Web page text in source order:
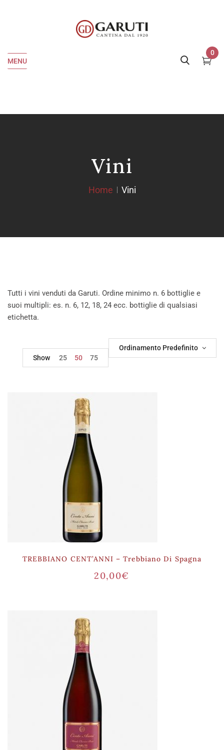
MENU
0
Vini
Home Vini
Tutti i vini venduti da Garuti. Ordine minimo n. 6 bottiglie e
suoi multipli: es. n. 6, 12, 18, 24 ecc. bottiglie di qualsiasi
etichetta.
Ordinamento Predefinito
Show
25 50 75
TREBBIANO CENT’ANNI – Trebbiano Di Spagna
20,00€